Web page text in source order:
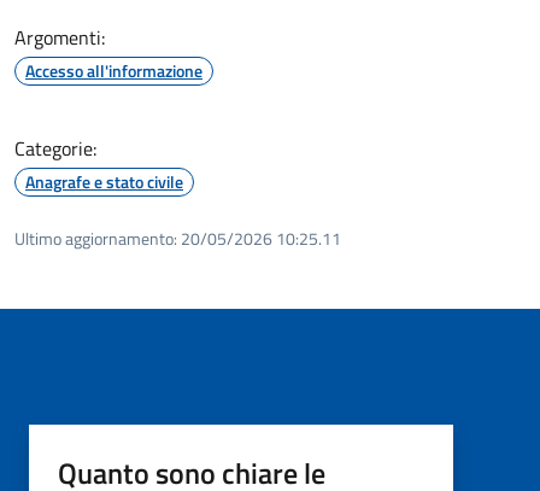
Argomenti:
Accesso all'informazione
Categorie:
Anagrafe e stato civile
Ultimo aggiornamento: 20/05/2026 10:25.11
Quanto sono chiare le